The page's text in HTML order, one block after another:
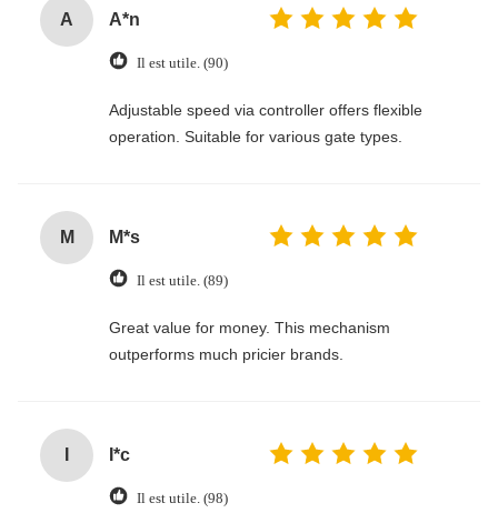
A A*n
Il est utile. (90)
Adjustable speed via controller offers flexible
operation. Suitable for various gate types.
M M*s
Il est utile. (89)
Great value for money. This mechanism
outperforms much pricier brands.
I*c
Il est utile. (98)